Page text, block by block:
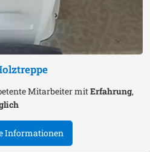
Mitarbeiter mitErfahrung,
Informationen